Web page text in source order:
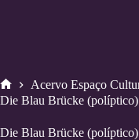
Home
Acervo Espaço
Die Blau Brücke (políptico)
Die Blau Brücke (políptico)